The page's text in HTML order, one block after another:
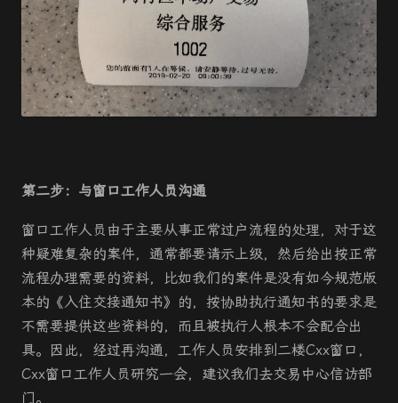
第二步：与窗口工作人员沟通
窗口工作人员由于主要从事正常过户流程的处理，对于这
种疑难复杂的案件，通常都要请示上级，然后给出按正常
流程办理需要的资料，比如我们的案件是没有如今规范版
本的《入住交接通知书》的，按协助执行通知书的要求是
不需要提供这些资料的，而且被执行人根本不会配合出
具。因此，经过再沟通，工作人员安排到二楼Cxx窗口，
Cxx窗口工作人员研究一会，建议我们去交易中心信访部
门。